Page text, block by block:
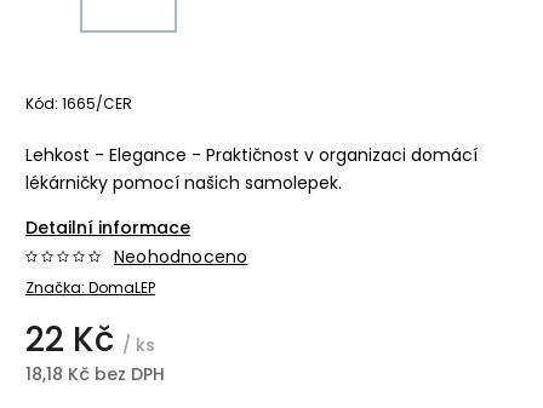
Kód: 1665/CER
Lehkost - Elegance - Praktičnost v organizaci domácí
lékárničky pomocí našich samolepek.
Detailní informace
Značka: DomaLEP
Neohodnoceno
22 Kč / ks
18,18 Kč bez DPH